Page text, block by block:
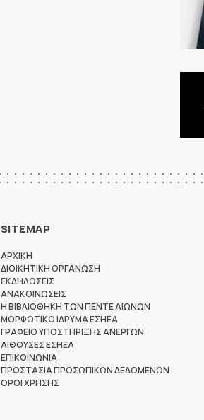
SITEMAP
ΑΡΧΙΚΗ
ΔΙΟΙΚΗΤΙΚΗ ΟΡΓΑΝΩΣΗ
ΕΚΔΗΛΩΣΕΙΣ
ΑΝΑΚΟΙΝΩΣΕΙΣ
Η ΒΙΒΛΙΟΘΗΚΗ ΤΩΝ ΠΕΝΤΕ ΑΙΩΝΩΝ
ΜΟΡΦΩΤΙΚΟ ΙΔΡΥΜΑ ΕΣΗΕΑ
ΓΡΑΦΕΙΟ ΥΠΟΣΤΗΡΙΞΗΣ ΑΝΕΡΓΩΝ
ΑΙΘΟΥΣΕΣ ΕΣΗΕΑ
ΕΠΙΚΟΙΝΩΝΙΑ
ΠΡΟΣΤΑΣΙΑ ΠΡΟΣΩΠΙΚΩΝ ΔΕΔΟΜΕΝΩΝ
ΟΡΟΙ ΧΡΗΣΗΣ